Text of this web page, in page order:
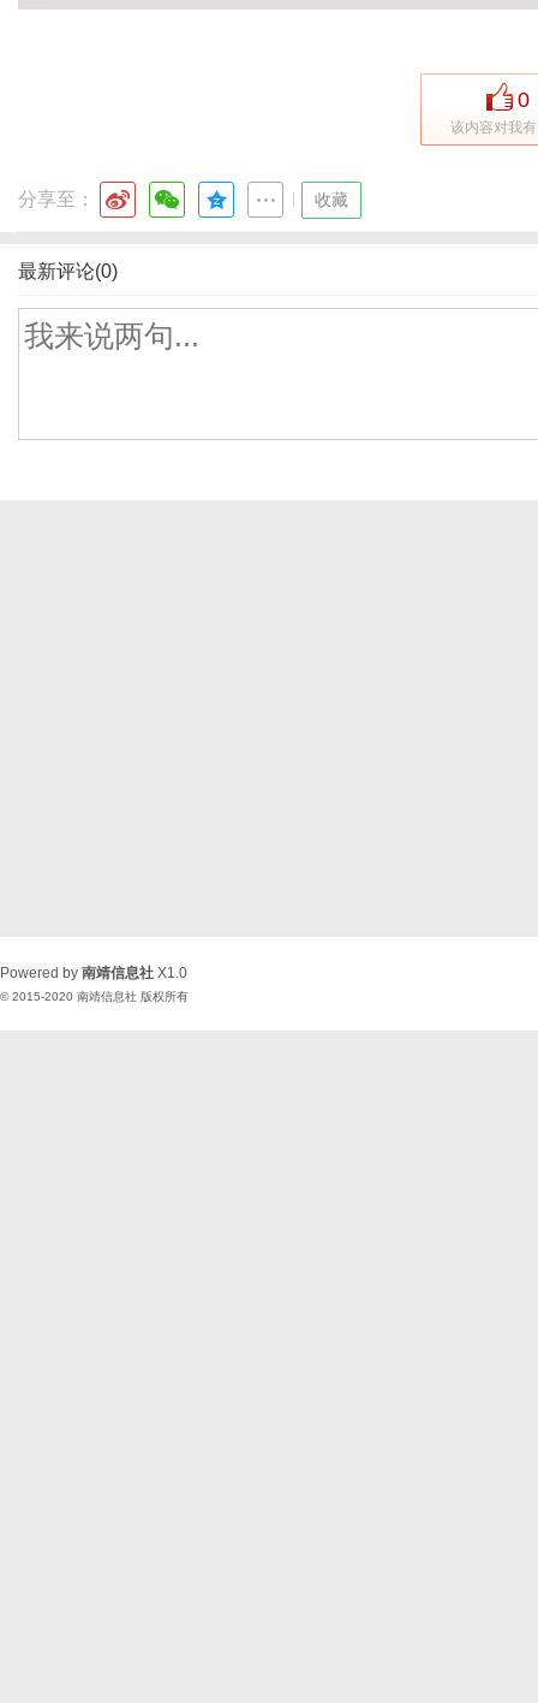
0
该内容对我
分享至： 收藏
最新评论(0)
Powered by 南靖信息社 X1.0
© 2015-2020 南靖信息社 版权所有